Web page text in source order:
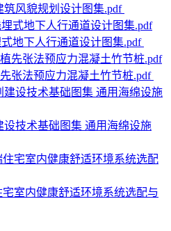
风貌规划设计图集.pdf
式地下人行通道设计图集.pdf
张法预应力混凝土竹节桩.pdf
技术基础图集 通用海绵设施
宅室内健康舒适环境系统选配与